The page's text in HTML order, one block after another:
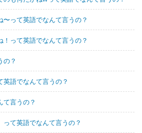
〜って英語でなんて言うの？
って英語でなんて言うの？
の？
語でなんて言うの？
て言うの？
て英語でなんて言うの？